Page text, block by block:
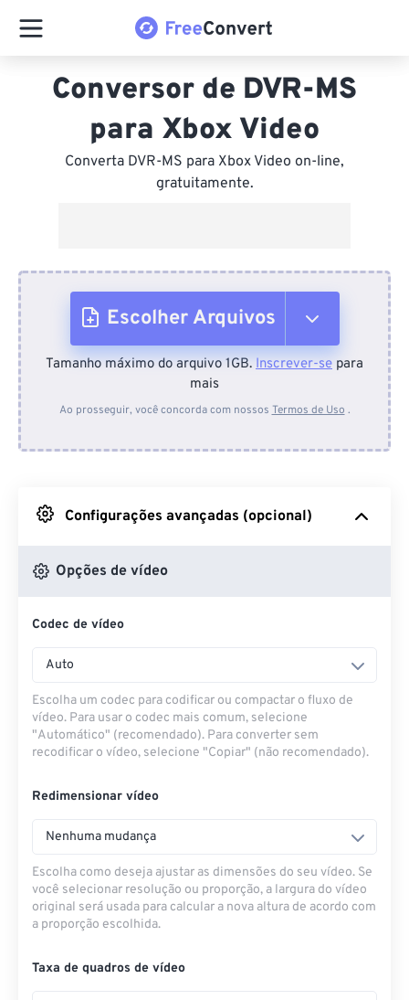
Conversor de DVR-MS
para Xbox Video
Converta DVR-MS para Xbox Video on-line,
gratuitamente.
Escolher Arquivos
Do dispositivo
Do Google Drive
Do OneDrive
Tamanho máximo do arquivo 1GB. Inscrever-se para
mais
Ao prosseguir, você concorda com nossos Termos de Uso .
Configurações avançadas (opcional)
Opções de vídeo
Codec de vídeo
Auto
Escolha um codec para codificar ou compactar o fluxo de
vídeo. Para usar o codec mais comum, selecione
"Automático" (recomendado). Para converter sem
recodificar o vídeo, selecione "Copiar" (não recomendado).
Redimensionar vídeo
Nenhuma mudança
Escolha como deseja ajustar as dimensões do seu vídeo. Se
você selecionar resolução ou proporção, a largura do vídeo
original será usada para calcular a nova altura de acordo com
a proporção escolhida.
Taxa de quadros de vídeo